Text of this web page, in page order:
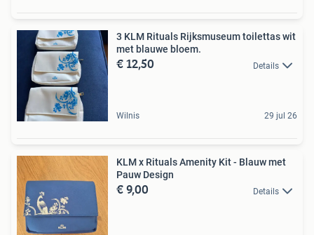
3 KLM Rituals Rijksmuseum toilettas wit
met blauwe bloem.
€ 12,50 Details
Wilnis 29 jul 26
KLM x Rituals Amenity Kit - Blauw met
Pauw Design
€ 9,00 Details